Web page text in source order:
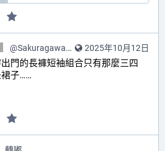
2025年10月12日
@SakuragawaAsaba@hub.sakuragawa.moe
門的長褲短袖組合只有那麼三四
子……